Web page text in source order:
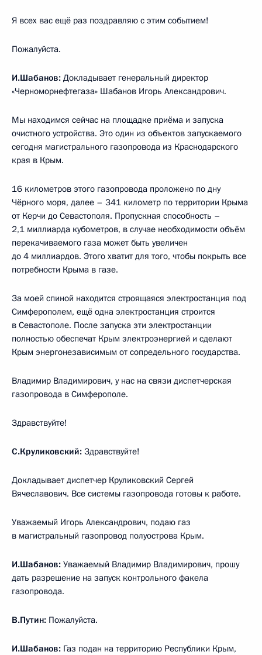
Я всех вас ещё раз поздравляю с этим событием!
Пожалуйста.
И.Шабанов: Докладывает генеральный директор
«Черноморнефтегаза» Шабанов Игорь Александрович.
Мы находимся сейчас на площадке приёма и запуска
очистного устройства. Это один из объектов запускаемого
сегодня магистрального газопровода из Краснодарского
края в Крым.
16 километров этого газопровода проложено по дну
Чёрного моря, далее – 341 километр по территории Крыма
от Керчи до Севастополя. Пропускная способность –
2,1 миллиарда кубометров, в случае необходимости объём
перекачиваемого газа может быть увеличен
до 4 миллиардов. Этого хватит для того, чтобы покрыть все
потребности Крыма в газе.
За моей спиной находится строящаяся электростанция под
Симферополем, ещё одна электростанция строится
в Севастополе. После запуска эти электростанции
полностью обеспечат Крым электроэнергией и сделают
Крым энергонезависимым от сопредельного государства.
Владимир Владимирович, у нас на связи диспетчерская
газопровода в Симферополе.
Здравствуйте!
С.Круликовский: Здравствуйте!
Докладывает диспетчер Круликовский Сергей
Вячеславович. Все системы газопровода готовы к работе.
Уважаемый Игорь Александрович, подаю газ
в магистральный газопровод полуострова Крым.
И.Шабанов: Уважаемый Владимир Владимирович, прошу
дать разрешение на запуск контрольного факела
газопровода.
В.Путин: Пожалуйста.
И.Шабанов: Газ подан на территорию Республики Крым,